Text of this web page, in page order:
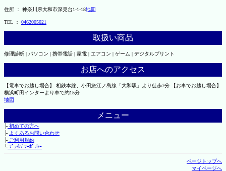
住所 ： 神奈川県大和市深見台1-1-18地図
TEL ： 0462005021
取扱い商品
修理診断 | パソコン | 携帯電話 | 家電 | エアコン | ゲーム | デジタルプリント
お店へのアクセス
【電車でお越し場合】 相鉄本線、小田急江ノ島線「大和駅」より徒歩7分 【お車でお越し場合】
横浜町田インターより車で約15分
地図
メニュー
├初めての方へ
├ よくあるお問い合わせ
├ご利用規約
└ﾌﾟﾗｲﾊﾞｼｰﾎﾟﾘｼｰ
ページトップへ
マイページへ